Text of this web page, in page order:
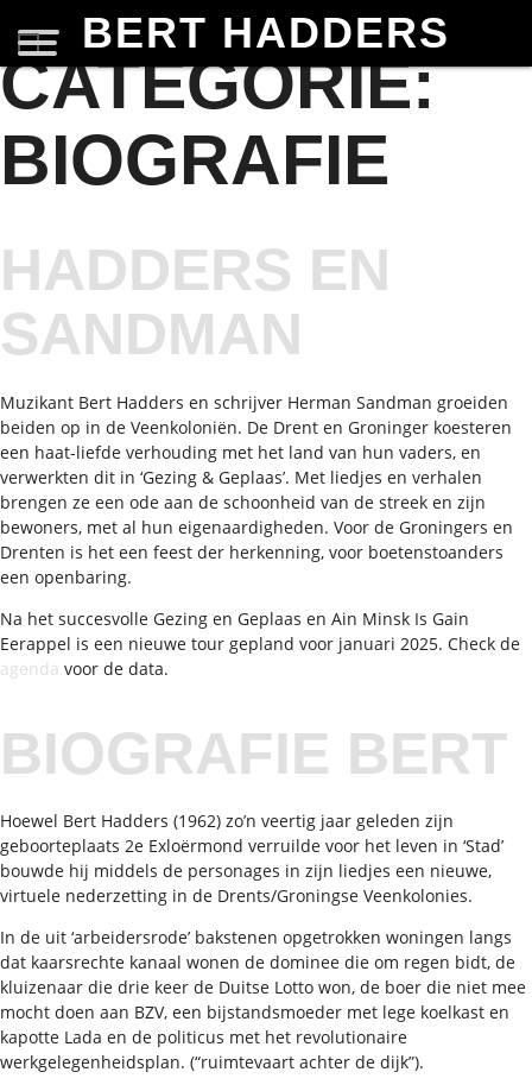
BERT HADDERS
CATEGORIE:
BIOGRAFIE
HADDERS EN
SANDMAN
Muzikant Bert Hadders en schrijver Herman Sandman groeiden
beiden op in de Veenkoloniën. De Drent en Groninger koesteren
een haat-liefde verhouding met het land van hun vaders, en
verwerkten dit in ‘Gezing & Geplaas’. Met liedjes en verhalen
brengen ze een ode aan de schoonheid van de streek en zijn
bewoners, met al hun eigenaardigheden. Voor de Groningers en
Drenten is het een feest der herkenning, voor boetenstoanders
een openbaring.
Na het succesvolle Gezing en Geplaas en Ain Minsk Is Gain
Eerappel is een nieuwe tour gepland voor januari 2025. Check de
agenda voor de data.
BIOGRAFIE BERT
Hoewel Bert Hadders (1962) zo’n veertig jaar geleden zijn
geboorteplaats 2e Exloërmond verruilde voor het leven in ‘Stad’
bouwde hij middels de personages in zijn liedjes een nieuwe,
virtuele nederzetting in de Drents/Groningse Veenkolonies.
In de uit ‘arbeidersrode’ bakstenen opgetrokken woningen langs
dat kaarsrechte kanaal wonen de dominee die om regen bidt, de
kluizenaar die drie keer de Duitse Lotto won, de boer die niet mee
mocht doen aan BZV, een bijstandsmoeder met lege koelkast en
kapotte Lada en de politicus met het revolutionaire
werkgelegenheidsplan. (“ruimtevaart achter de dijk”).